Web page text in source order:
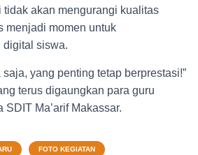
tidak akan mengurangi kualitas
menjadi momen untuk
digital siswa.
yang penting tetap berprestasi!”
terus digaungkan para guru
Ma’arif Makassar.
FOTO KEGIATAN